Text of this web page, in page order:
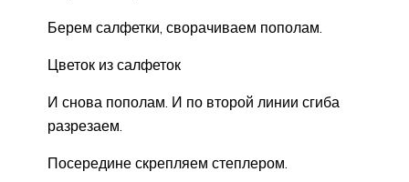
Берем салфетки, сворачиваем пополам.
Цветок из салфеток
И снова пополам. И по второй линии сгиба
разрезаем.
Посередине скрепляем степлером.